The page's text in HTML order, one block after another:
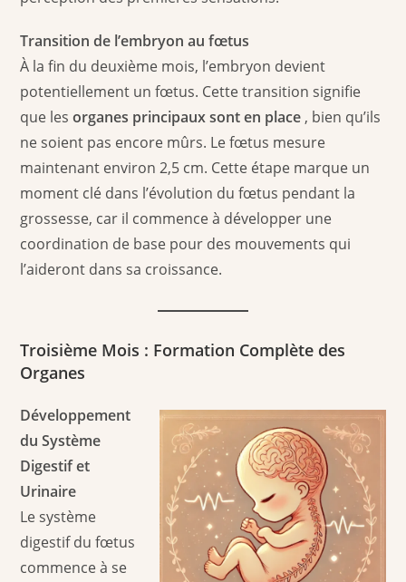
Transition de l’embryon au fœtus
À la fin du deuxième mois, l’embryon devient
potentiellement un fœtus. Cette transition signifie
que lesorganes principaux sont en place , bien qu’ils
ne soient pas encore mûrs. Le fœtus mesure
maintenant environ 2,5 cm. Cette étape marque un
moment clé dans l’évolution du fœtus pendant la
grossesse, car il commence à développer une
coordination de base pour des mouvements qui
l’aideront dans sa croissance.
Troisième Mois : Formation Complète des
Organes
Développement
du Système
Digestif et
Urinaire
Le système
digestif du fœtus
commence à se